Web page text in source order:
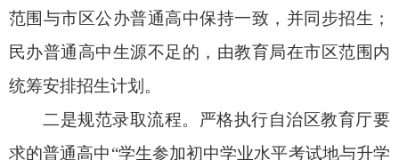
范围与市区公办普通高中保持一致，并同步招生；
民办普通高中生源不足的，由教育局在市区范围内
统筹安排招生计划。
二是规范录取流程。严格执行自治区教育厅要
求的普通高中“学生参加初中学业水平考试地与升学